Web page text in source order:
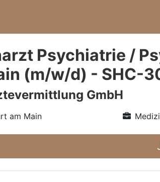
Psychiatrie /
(m/w/d) - SHC-
GmbH
am Main